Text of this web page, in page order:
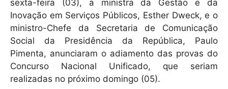
s
A
p
p
e
b
o
o
k
l
sexta-feira (03), a ministra da Gestão e da
Inovação em Serviços Públicos, Esther Dweck, e o
ministro-Chefe da Secretaria de Comunicação
Social da Presidência da República, Paulo
Pimenta, anunciaram o adiamento das provas do
Concurso Nacional Unificado, que seriam
realizadas no próximo domingo (05).